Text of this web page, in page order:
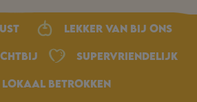
Lekker van bij ons
Supervriendelijk
Lokaal betrokken